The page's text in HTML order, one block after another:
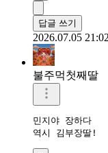
답글 쓰기
2026.07.05 21:02
불주먹첫째딸
민지야 장하다
역시 김부장딸!